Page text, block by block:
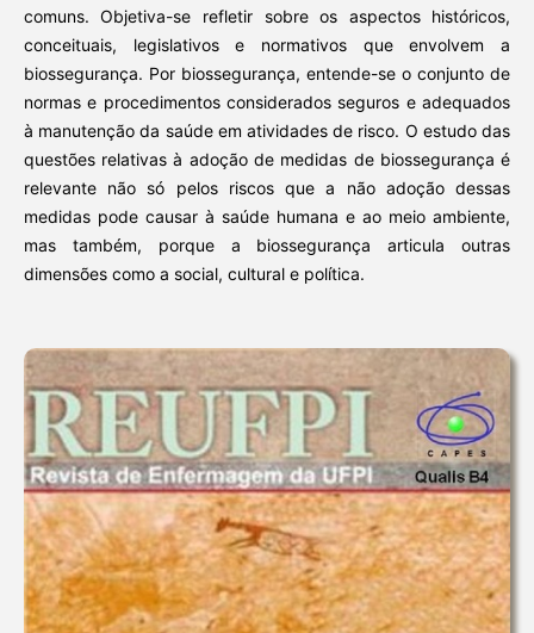
comuns. Objetiva-se refletir sobre os aspectos históricos,
conceituais, legislativos e normativos que envolvem a
biossegurança. Por biossegurança, entende-se o conjunto de
normas e procedimentos considerados seguros e adequados
à manutenção da saúde em atividades de risco. O estudo das
questões relativas à adoção de medidas de biossegurança é
relevante não só pelos riscos que a não adoção dessas
medidas pode causar à saúde humana e ao meio ambiente,
mas também, porque a biossegurança articula outras
dimensões como a social, cultural e política.